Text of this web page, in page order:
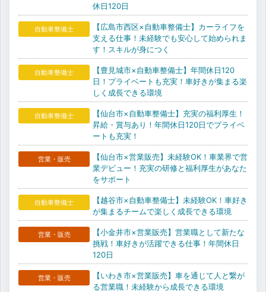
休日120日
自動車整備士
【広島市西区×自動車整備士】カーライフを
支える仕事！未経験でも安心して始められま
す！スキルが身につく
自動車整備士
【豊見城市×自動車整備士】年間休日120
日！プライベートも充実！車好きが集まる楽
しく成長できる環境
自動車整備士
【仙台市×自動車整備士】充実の福利厚生！
昇給・賞与あり！年間休日120日でプライベ
ートも充実！
営業・販売
【仙台市×営業販売】未経験OK！車業界で営
業デビュー！充実の研修と福利厚生があなた
をサポート
自動車整備士
【越谷市×自動車整備士】未経験OK！車好き
が集まるチームで楽しく成長できる環境
営業・販売
【小金井市×営業販売】営業職として新たな
挑戦！車好きが活躍できる仕事！年間休日
120日
営業・販売
【いわき市×営業販売】車を通じて人と繋が
る営業職！未経験から成長できる環境